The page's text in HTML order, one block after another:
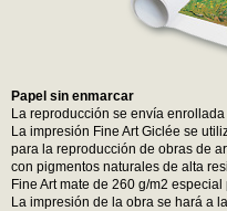
Papel sin enmarcar
La reproducción se envía
La impresión Fine Art Giclée se
para la reproducción de obras de
con pigmentos naturales de alta
Fine Art mate de 260 g/m2
La impresión de la obra se hará a